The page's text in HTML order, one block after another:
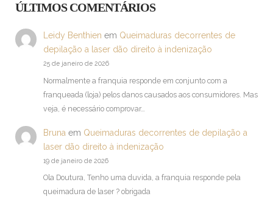
ÚLTIMOS COMENTÁRIOS
Leidy Benthien em Queimaduras decorrentes de
depilação a laser dão direito à indenização
25 de janeiro de 2026
Normalmente a franquia responde em conjunto com a
franqueada (loja) pelos danos causados aos consumidores. Mas
veja, é necessário comprovar…
Bruna em Queimaduras decorrentes de depilação a
laser dão direito à indenização
19 de janeiro de 2026
Ola Doutura, Tenho uma duvida, a franquia responde pela
queimadura de laser ? obrigada